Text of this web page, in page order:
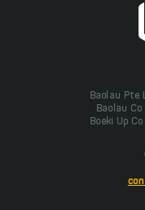
Baolau
Baolau
Boeki Up